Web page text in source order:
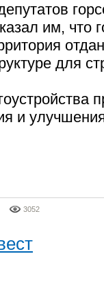
им, что
для
и
3052